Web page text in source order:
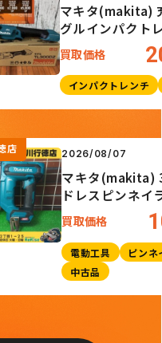
マキタ(makita) 充電
グルインパクトレン
TL300DZ
買取価格
インパクトレンチ 未
行徳店 2026/08/07
マキタ
ドレスピン
PT001GZK
買取価格
電動工具
中古品